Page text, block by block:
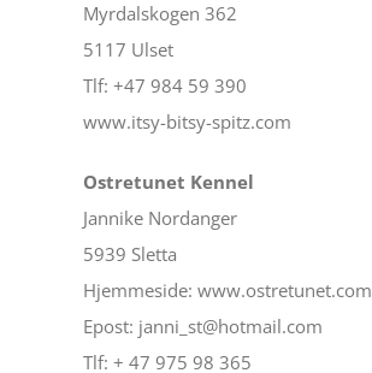
Myrdalskogen 362
5117 Ulset
Tlf: +47 984 59 390
www.itsy-bitsy-spitz.com
Ostretunet Kennel
Jannike Nordanger
5939 Sletta
Hjemmeside: www.ostretunet.com
Epost: janni_st@hotmail.com
Tlf: + 47 975 98 365